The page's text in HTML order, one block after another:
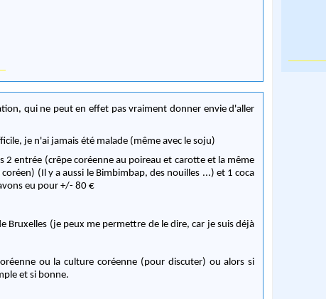
qui ne peut en effet pas vraiment donner envie d'aller
je n'ai jamais été malade (même avec le soju)
2 entrée (crêpe coréenne au poireau et carotte et la même
(Il y a aussi le Bimbimbap, des nouilles ...) et 1 coca
eu pour +/- 80 €
Bruxelles (je peux me permettre de le dire, car je suis déjà
ou la culture coréenne (pour discuter) ou alors si
et si bonne.